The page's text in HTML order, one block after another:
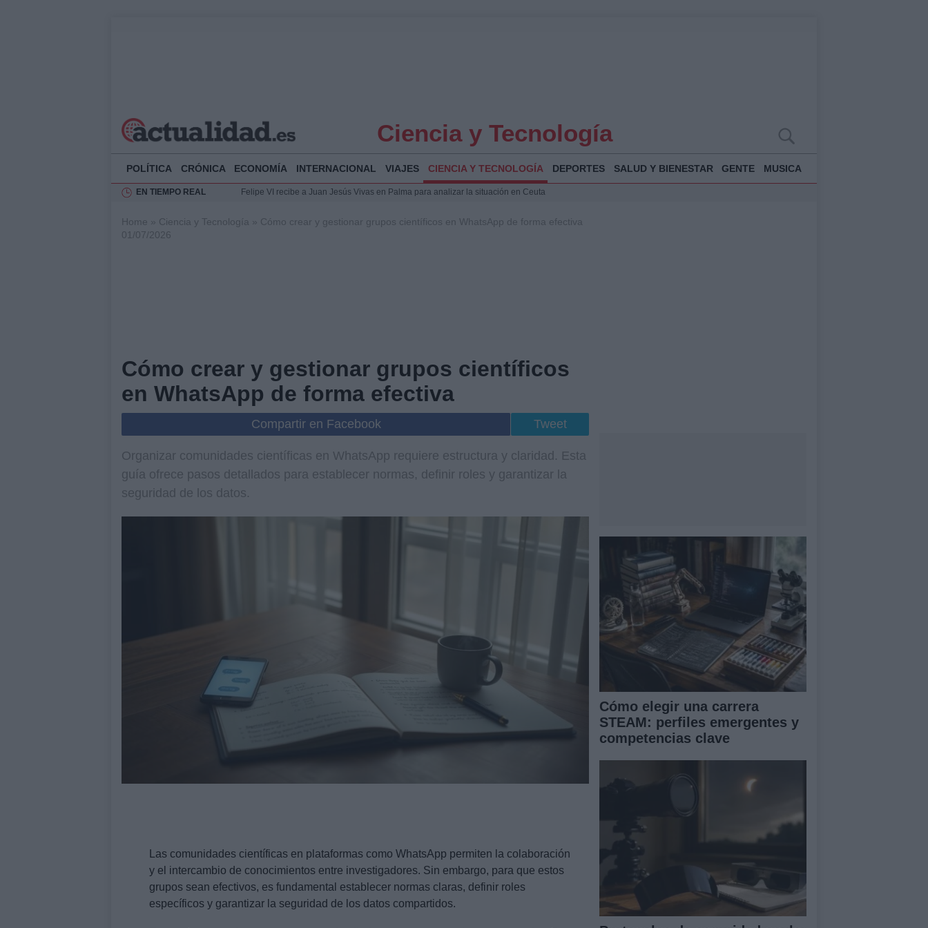
Ciencia y Tecnología
POLÍTICA CRÓNICA ECONOMÍA INTERNACIONAL VIAJES CIENCIA Y TECNOLOGÍA DEPORTES SALUD Y BIENESTAR GENTE MUSICA
EN TIEMPO REAL
Felipe VI recibe a Juan Jesús Vivas en Palma para analizar la situación en Ceuta
Impacto económico y humanitario en Ceuta tras la llegada masiva de migrantes
Home » Ciencia y Tecnología » Cómo crear y gestionar grupos científicos en WhatsApp de forma efectiva
01/07/2026
Cómo crear y gestionar grupos científicos
en WhatsApp de forma efectiva
Compartir en Facebook Tweet
Organizar comunidades científicas en WhatsApp requiere estructura y claridad. Esta
guía ofrece pasos detallados para establecer normas, definir roles y garantizar la
seguridad de los datos.
Las comunidades científicas en plataformas como WhatsApp permiten la colaboración
y el intercambio de conocimientos entre investigadores. Sin embargo, para que estos
grupos sean efectivos, es fundamental establecer normas claras, definir roles
específicos y garantizar la seguridad de los datos compartidos.
Cómo elegir una carrera
STEAM: perfiles emergentes y
competencias clave